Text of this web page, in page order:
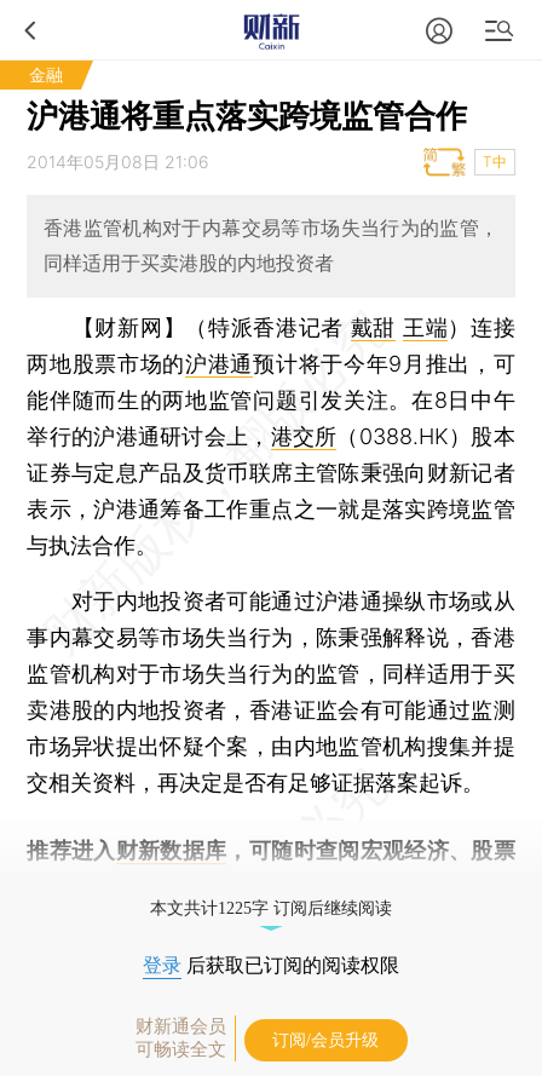
金融
沪港通将重点落实跨境监管合作
2014年05月08日 21:06 T中
香港监管机构对于内幕交易等市场失当行为的监管，
同样适用于买卖港股的内地投资者
【财新网】（特派香港记者 戴甜 王端） 连接
两地股票市场的沪港通预计将于今年9月推出，可
能伴随而生的两地监管问题引发关注。在8日中午
举行的沪港通研讨会上， 港交所 （0388.HK）股本
证券与定息产品及货币联席主管陈秉强向财新记者
表示，沪港通筹备工作重点之一就是落实跨境监管
与执法合作。
对于内地投资者可能通过沪港通操纵市场或从
事内幕交易等市场失当行为，陈秉强解释说，香港
监管机构对于市场失当行为的监管，同样适用于买
卖港股的内地投资者，香港证监会有可能通过监测
市场异状提出怀疑个案，由内地监管机构搜集并提
交相关资料，再决定是否有足够证据落案起诉。
推荐进入 财新数据库 ，可随时查阅宏观经济、股票
本文共计1225字 订阅后继续阅读
登录 后获取已订阅的阅读权限
财新通会员
可畅读全文
订阅/会员升级